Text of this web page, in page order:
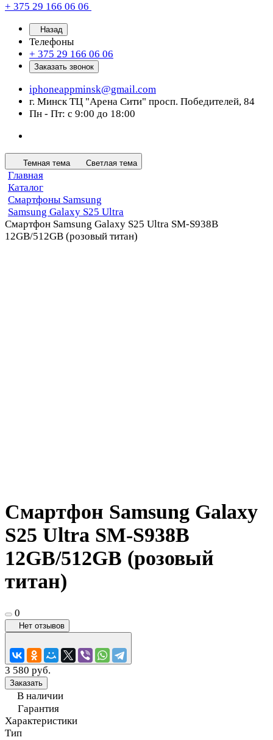
+ 375 29 166 06 06
Назад
Телефоны
+ 375 29 166 06 06
Заказать звонок
iphoneappminsk@gmail.com
г. Минск ТЦ "Арена Сити" просп. Победителей, 84
Пн - Пт: с 9:00 до 18:00
Темная тема Светлая тема
Главная
Каталог
Смартфоны Samsung
Samsung Galaxy S25 Ultra
Смартфон Samsung Galaxy S25 Ultra SM-S938B
12GB/512GB (розовый титан)
Смартфон Samsung Galaxy
S25 Ultra SM-S938B
12GB/512GB (розовый
титан)
0
Нет отзывов
3 580 руб.
Заказать
В наличии
Гарантия
Характеристики
Тип